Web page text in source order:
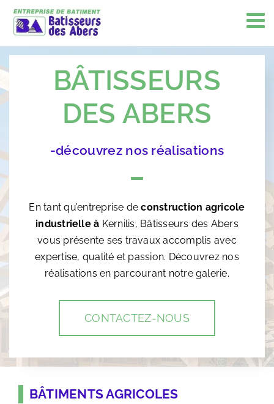
Passer
contenu
BÂTISSEURS
DES ABERS
-découvrez nos réalisations
En tant qu’entreprise deconstruction agricole
industrielle à Kernilis, Bâtisseurs des Abers
vous présente ses travaux accomplis avec
expertise, qualité et passion. Découvrez nos
réalisations en parcourant notre galerie.
CONTACTEZ-NOUS
BÂTIMENTS AGRICOLES